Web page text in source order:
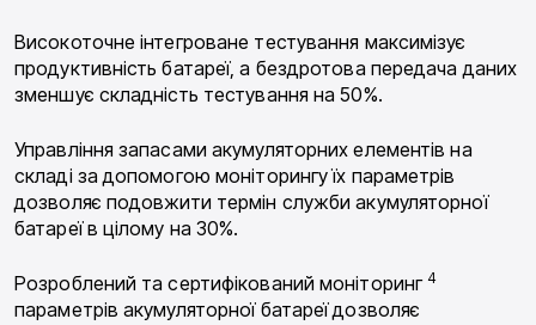
Високоточне інтегроване тестування максимізує
продуктивність батареї, а бездротова передача даних
зменшує складність тестування на 50%.
Управління запасами акумуляторних еле­ментів на
складі за допомогою моніторингу їх параметрів
дозволяє подовжити термін служби аку­муляторної
батареї в цілому на 30%.
Розроблений та сертифікований моніторинг 4
параметрів акумуляторної батареї дозволяє